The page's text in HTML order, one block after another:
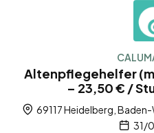
Altenpflegehelfer
– 23,50 € /
69117 Heidelberg,
31/